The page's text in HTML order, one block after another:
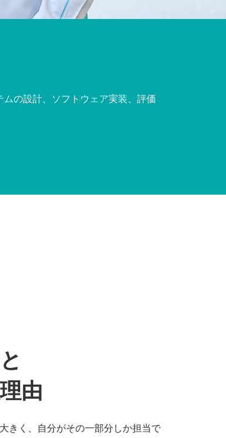
の設計、ソフトウェア実装、評価
由
きく、自分がその一部分しか担当で